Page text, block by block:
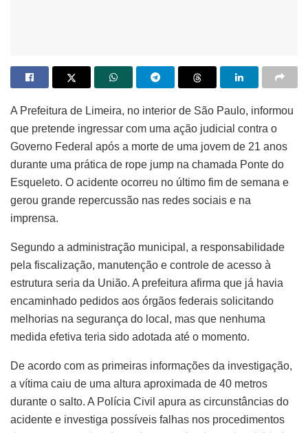
A Prefeitura de Limeira, no interior de São Paulo, informou
que pretende ingressar com uma ação judicial contra o
Governo Federal após a morte de uma jovem de 21 anos
durante uma prática de rope jump na chamada Ponte do
Esqueleto. O acidente ocorreu no último fim de semana e
gerou grande repercussão nas redes sociais e na
imprensa.
Segundo a administração municipal, a responsabilidade
pela fiscalização, manutenção e controle de acesso à
estrutura seria da União. A prefeitura afirma que já havia
encaminhado pedidos aos órgãos federais solicitando
melhorias na segurança do local, mas que nenhuma
medida efetiva teria sido adotada até o momento.
De acordo com as primeiras informações da investigação,
a vítima caiu de uma altura aproximada de 40 metros
durante o salto. A Polícia Civil apura as circunstâncias do
acidente e investiga possíveis falhas nos procedimentos